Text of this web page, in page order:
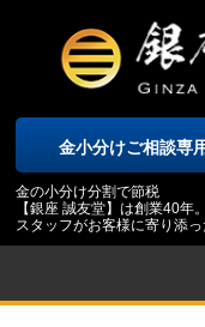
金小分けご相談専
金の小分け分割で節税
【銀座 誠友堂】は創業40
スタッフがお客様に寄り添